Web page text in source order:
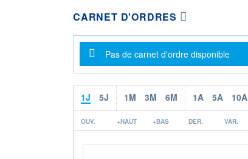
CARNET D'ORDRES
Message d'information
Pas de carnet d'ordre disponible
1J 5J 1M 3M 6M 1A 5A 10A
OUV. +HAUT +BAS DER. VAR.